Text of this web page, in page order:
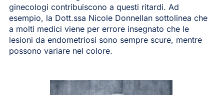
ginecologi contribuiscono a questi ritardi. Ad
esempio, la Dott.ssa Nicole Donnellan sottolinea che
a molti medici viene per errore insegnato che le
lesioni da endometriosi sono sempre scure, mentre
possono variare nel colore.